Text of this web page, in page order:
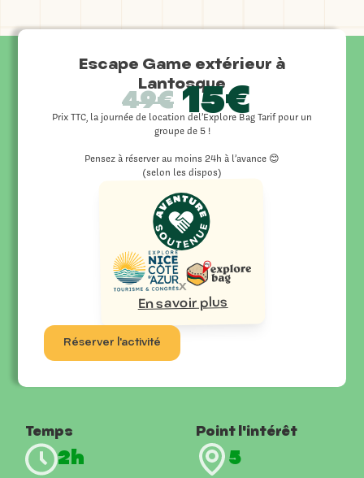
Escape Game extérieur à
Lantosque
49€ 15€
Prix TTC, la journée de location del’Explore Bag Tarif pour un
groupe de 5 !
Pensez à réserver au moins 24h à l’avance 😊
(selon les dispos)
x
En savoir plus
Réserver l'activité
Temps
2h
Point l'intérêt
5